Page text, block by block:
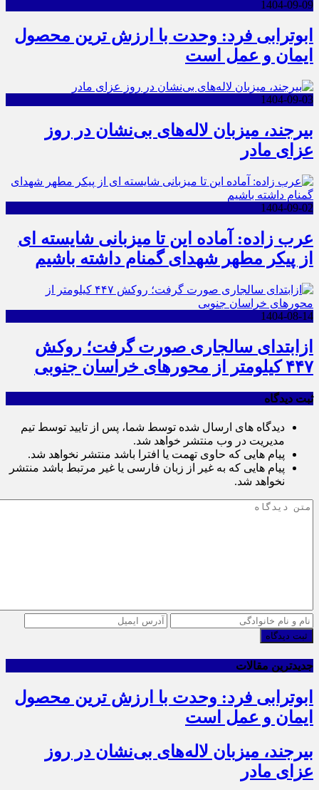
1404-09-09
ابوترابی فرد: وحدت با ارزش ترین محصول
ایمان و عمل است
1404-09-03
بیرجند، میزبان لاله‌های بی‌نشان در روز
عزای مادر
1404-09-02
عرب زاده: آماده این تا میزبانی شایسته ای
از پیکر مطهر شهدای گمنام داشته باشیم
1404-08-14
ازابتدای سالجاری صورت گرفت؛ روکش
۴۴۷ کیلومتر از محورهای خراسان جنوبی
ثبت دیدگاه
دیدگاه های ارسال شده توسط شما، پس از تایید توسط تیم
مدیریت در وب منتشر خواهد شد.
پیام هایی که حاوی تهمت یا افترا باشد منتشر نخواهد شد.
پیام هایی که به غیر از زبان فارسی یا غیر مرتبط باشد منتشر
نخواهد شد.
ثبت دیدگاه
جدیدترین مقالات
ابوترابی فرد: وحدت با ارزش ترین محصول
ایمان و عمل است
بیرجند، میزبان لاله‌های بی‌نشان در روز
عزای مادر